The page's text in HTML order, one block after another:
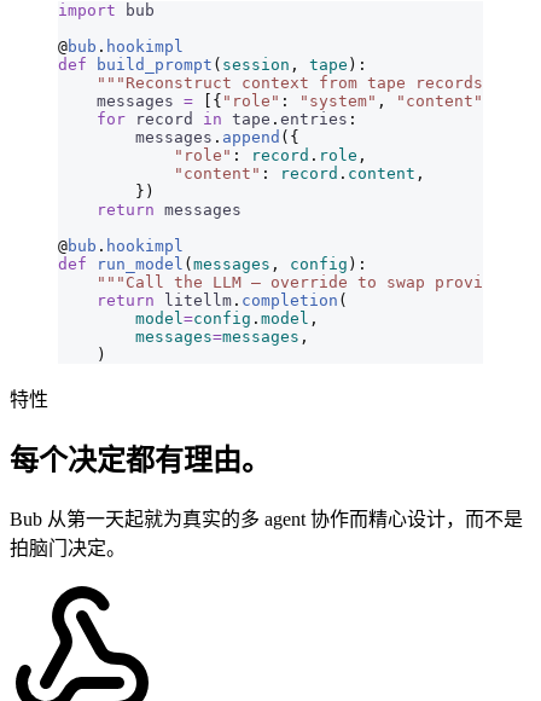
import bub
@bub . hookimpl
def build_prompt ( session , tape ):
    """Reconstruct context from tape records."""
    messages
= [{ "role" : "system" , "content"
    for
record in tape . entries :
        messages
. append ({
            "role"
: record . role ,
            "content"
: record . content ,
        })
    return
messages
@bub . hookimpl
def run_model ( messages , config ):
"""Call the LLM — override to swap
    return
litellm . completion (
        model
=config . model ,
        messages
=messages ,
    )
特性
每个决定都有理由。
Bub 从第一天起就为真实的多 agent 协作而精心设计，而不是
拍脑门决定。